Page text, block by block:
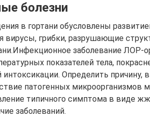
болезни
в гортани обусловлены
вирусы, грибки, разрушающие
заболевание ЛОР-
показателей тела,
Определить причину,
патогенных микроорганизмов
типичного симптома в виде
заболеваний.